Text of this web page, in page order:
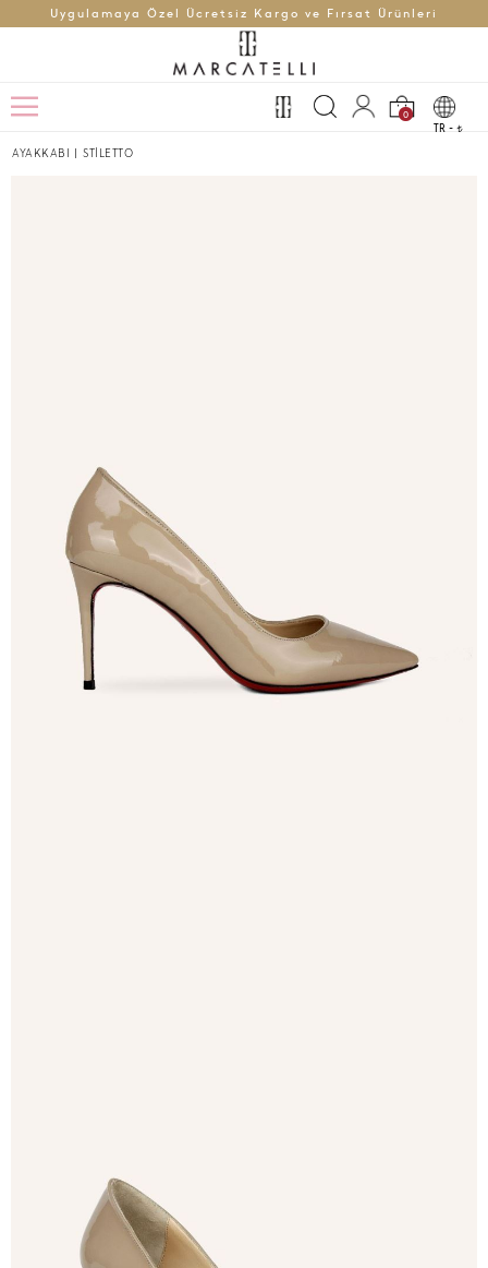
Uygulamaya Özel Ücretsiz Kargo ve Fırsat Ürünleri
0
TR - t
AYAKKABI | STİLETTO